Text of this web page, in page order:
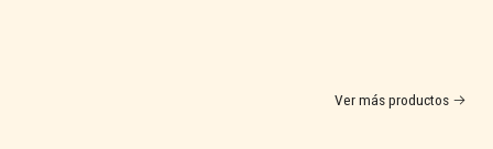
Ver más productos